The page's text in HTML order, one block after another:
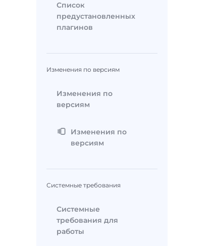
Список
предустановленных
плагинов
Изменения по версиям
Изменения по
версиям
Изменения по
версиям
Системные требования
Системные
требования для
работы